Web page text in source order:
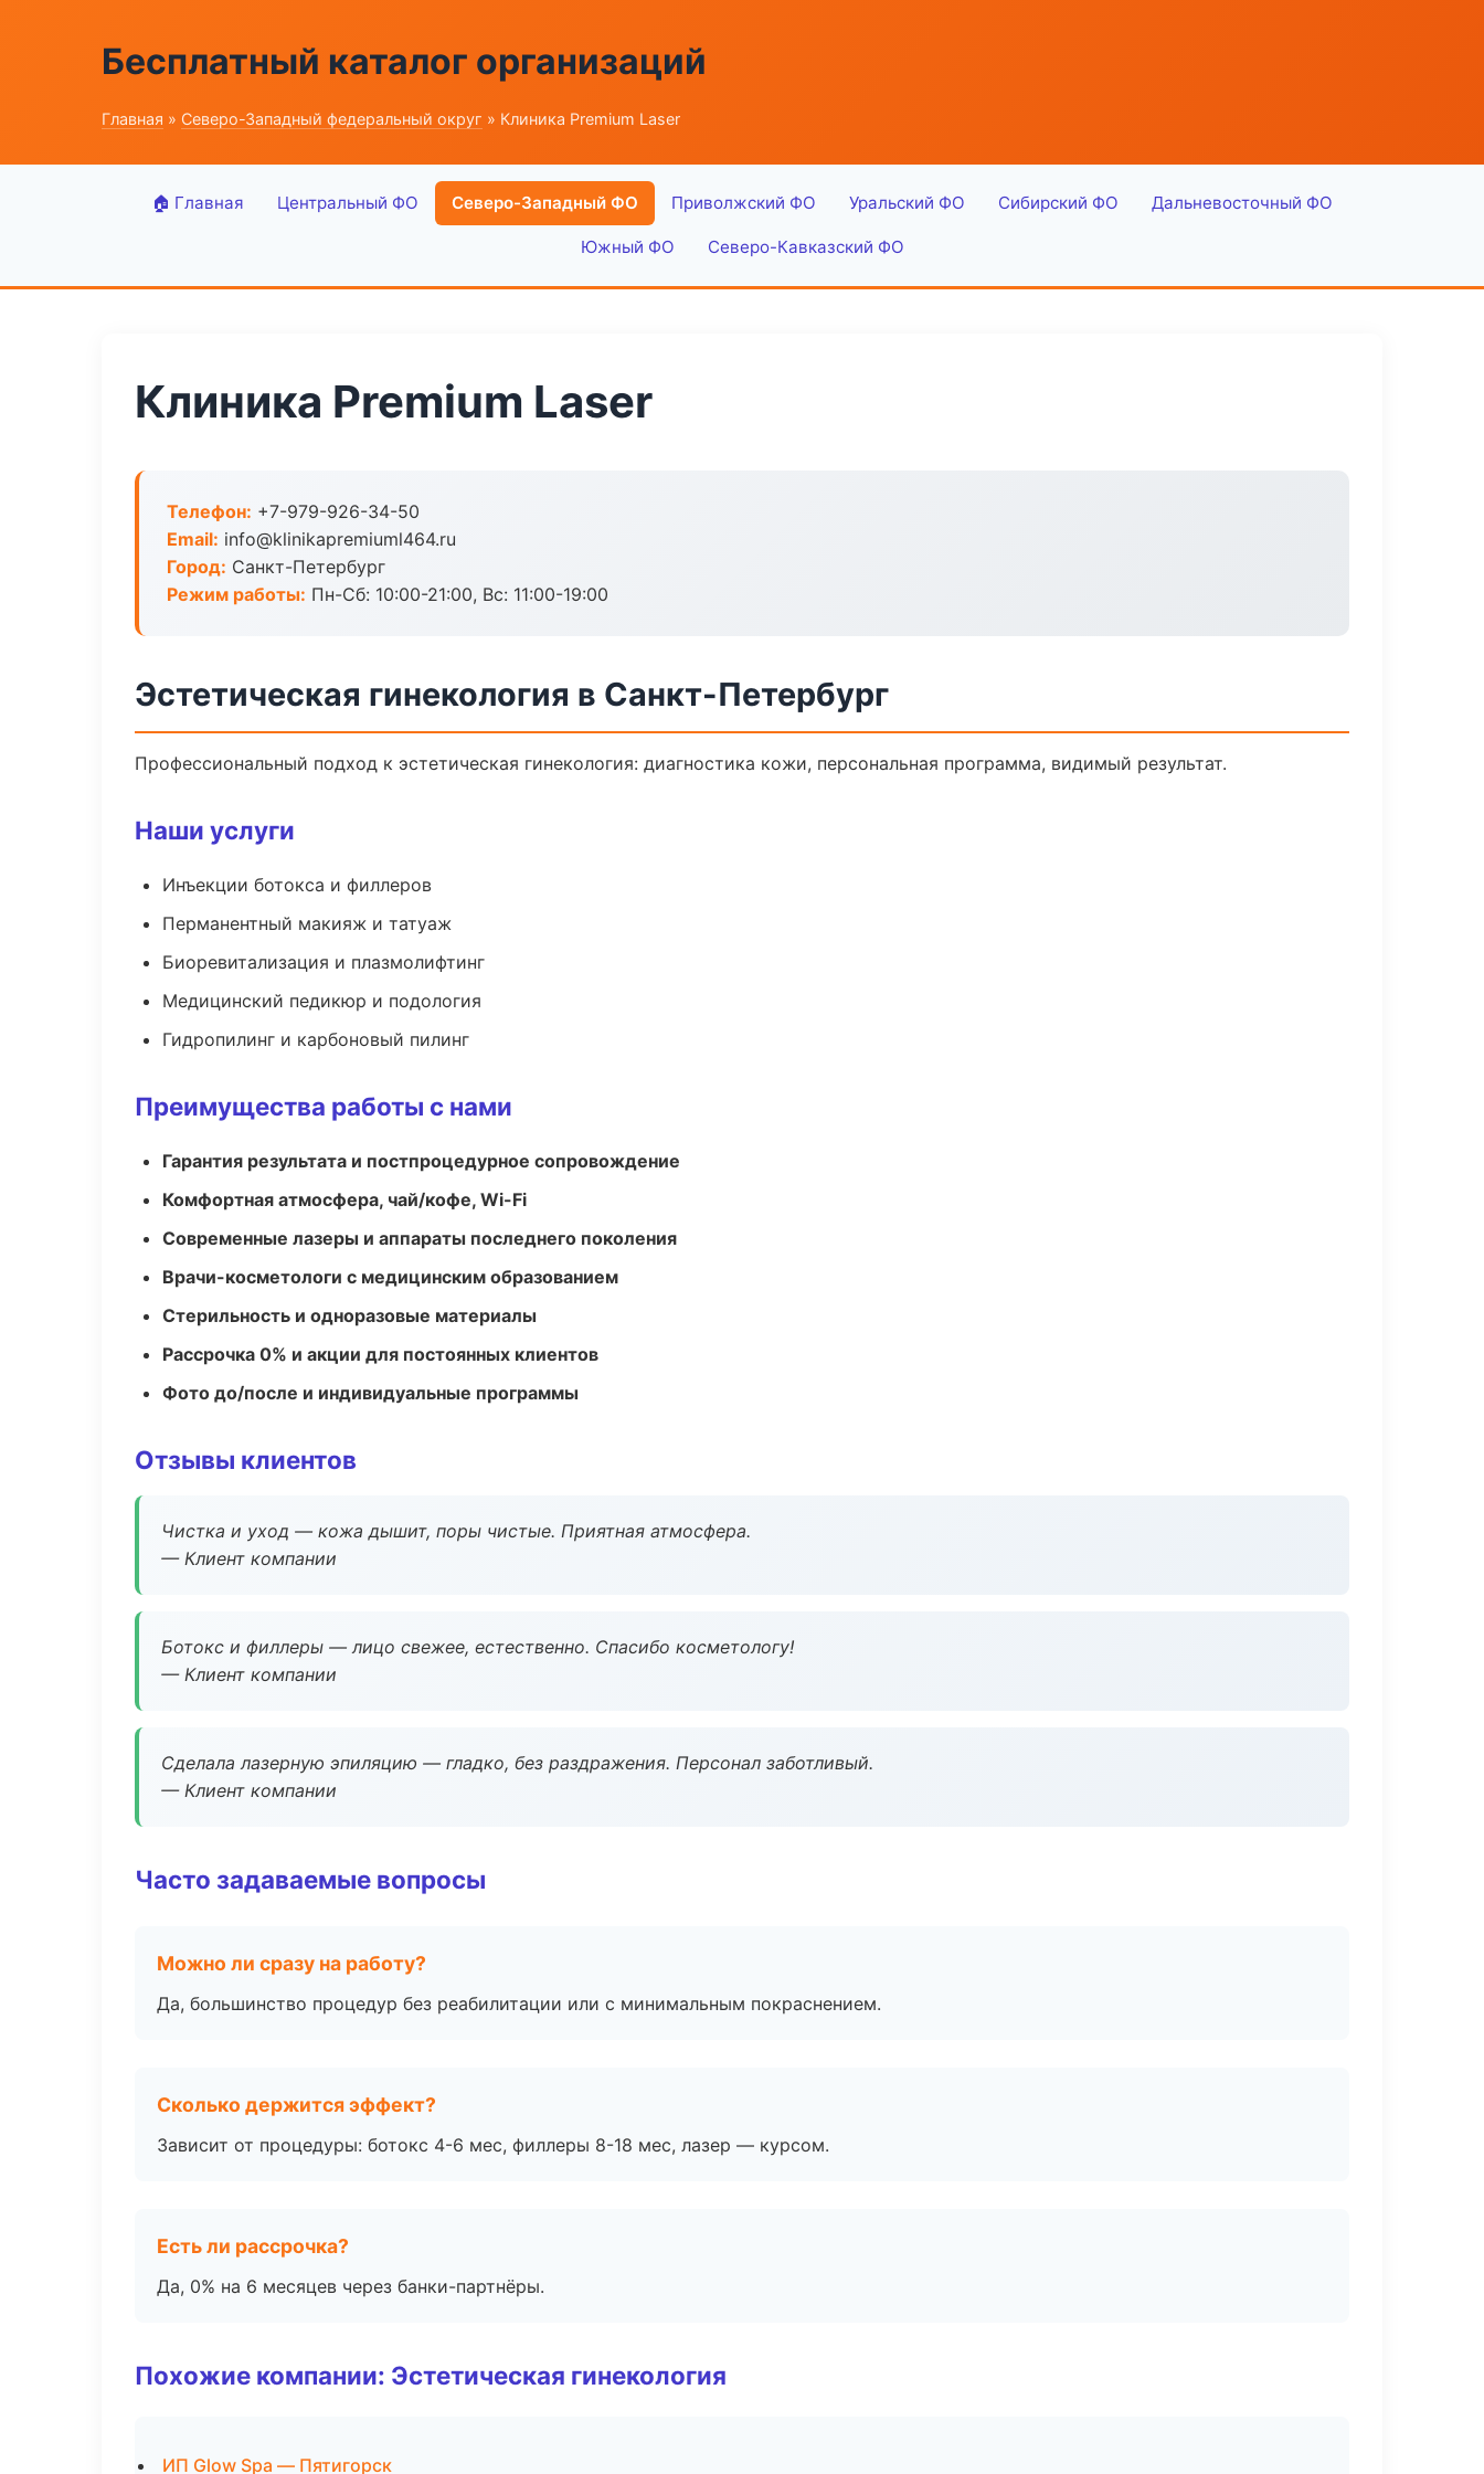
Бесплатный каталог организаций
Главная » Северо-Западный федеральный округ » Клиника Premium Laser
🏠 Главная Центральный ФО Северо-Западный ФО Приволжский ФО Уральский ФО Сибирский ФО Дальневосточный ФО
Южный ФО Северо-Кавказский ФО
Клиника Premium Laser
Телефон: +7-979-926-34-50
Email: info@klinikapremiuml464.ru
Город: Санкт-Петербург
Режим работы: Пн-Сб: 10:00-21:00, Вс: 11:00-19:00
Эстетическая гинекология в Санкт-Петербург
Профессиональный подход к эстетическая гинекология: диагностика кожи, персональная программа, видимый результат.
Наши услуги
Инъекции ботокса и филлеров
Перманентный макияж и татуаж
Биоревитализация и плазмолифтинг
Медицинский педикюр и подология
Гидропилинг и карбоновый пилинг
Преимущества работы с нами
Гарантия результата и постпроцедурное сопровождение
Комфортная атмосфера, чай/кофе, Wi-Fi
Современные лазеры и аппараты последнего поколения
Врачи-косметологи с медицинским образованием
Стерильность и одноразовые материалы
Рассрочка 0% и акции для постоянных клиентов
Фото до/после и индивидуальные программы
Отзывы клиентов
Чистка и уход — кожа дышит, поры чистые. Приятная атмосфера.
— Клиент компании
Ботокс и филлеры — лицо свежее, естественно. Спасибо косметологу!
— Клиент компании
Сделала лазерную эпиляцию — гладко, без раздражения. Персонал заботливый.
— Клиент компании
Часто задаваемые вопросы
Можно ли сразу на работу?
Да, большинство процедур без реабилитации или с минимальным покраснением.
Сколько держится эффект?
Зависит от процедуры: ботокс 4-6 мес, филлеры 8-18 мес, лазер — курсом.
Есть ли рассрочка?
Да, 0% на 6 месяцев через банки-партнёры.
Похожие компании: Эстетическая гинекология
ИП Glow Spa — Пятигорск